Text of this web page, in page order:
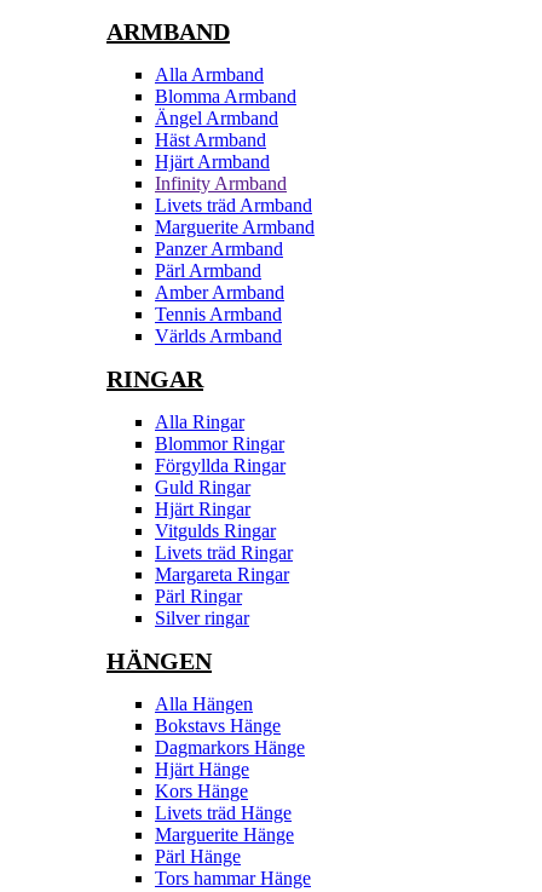
ARMBAND
Alla Armband
Blomma Armband
Ängel Armband
Häst Armband
Hjärt Armband
Infinity Armband
Livets träd Armband
Marguerite Armband
Panzer Armband
Pärl Armband
Amber Armband
Tennis Armband
Världs Armband
RINGAR
Alla Ringar
Blommor Ringar
Förgyllda Ringar
Guld Ringar
Hjärt Ringar
Vitgulds Ringar
Livets träd Ringar
Margareta Ringar
Pärl Ringar
Silver ringar
HÄNGEN
Alla Hängen
Bokstavs Hänge
Dagmarkors Hänge
Hjärt Hänge
Kors Hänge
Livets träd Hänge
Marguerite Hänge
Pärl Hänge
Tors hammar Hänge